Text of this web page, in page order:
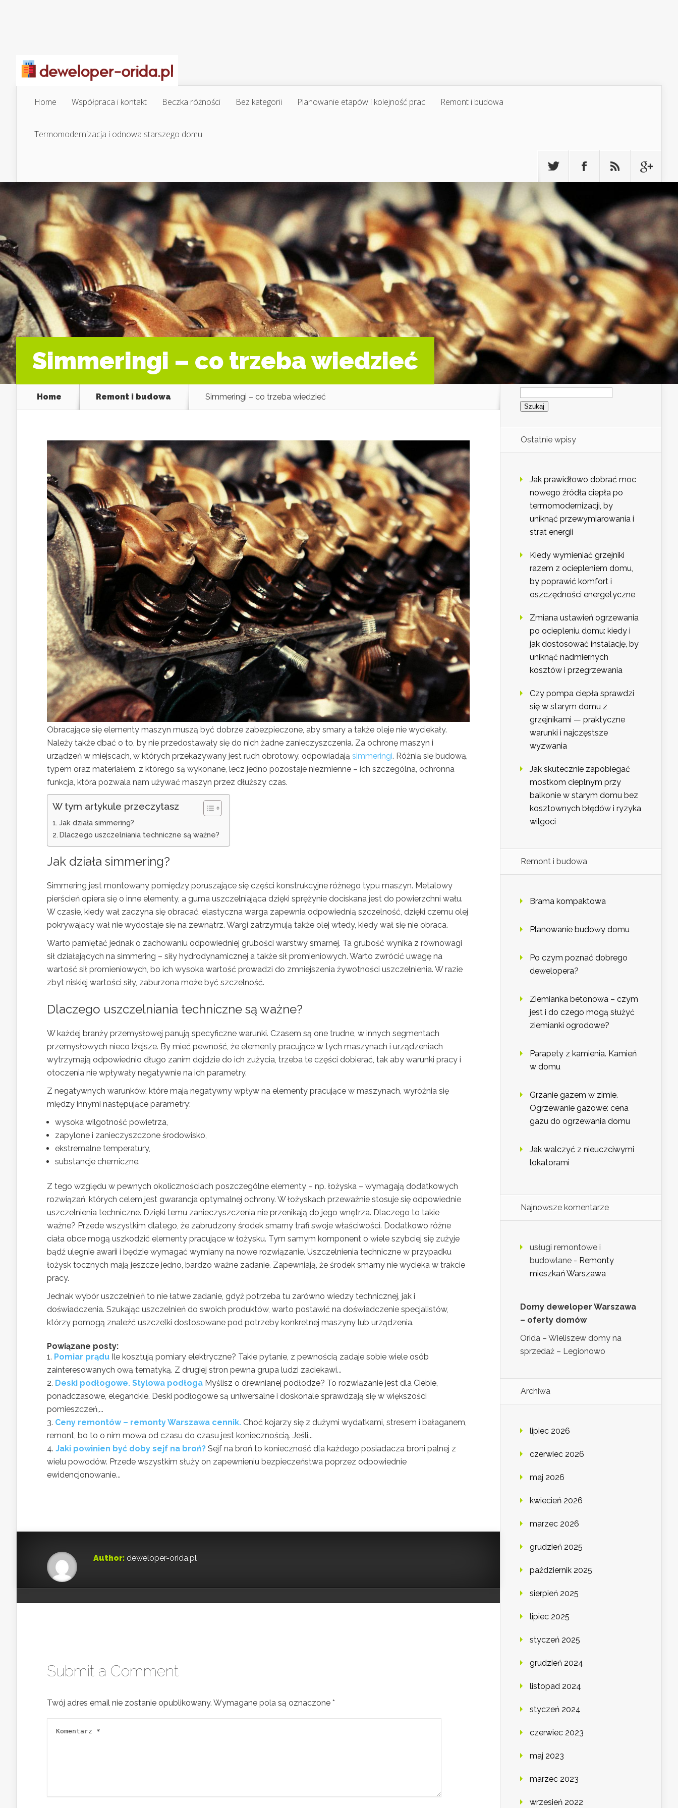
Home Współpraca i kontakt Beczka różności Bez kategorii Planowanie etapów i kolejność prac Remont i budowa
Termomodernizacja i odnowa starszego domu
Simmeringi – co trzeba wiedzieć
Home Remont i budowa Simmeringi – co trzeba wiedzieć
Obracające się elementy maszyn muszą być dobrze zabezpieczone, aby smary a także oleje nie wyciekały.
Należy także dbać o to, by nie przedostawały się do nich żadne zanieczyszczenia. Za ochronę maszyn i
urządzeń w miejscach, w których przekazywany jest ruch obrotowy, odpowiadają simmeringi. Różnią się budową,
typem oraz materiałem, z którego są wykonane, lecz jedno pozostaje niezmienne – ich szczególna, ochronna
funkcja, która pozwala nam używać maszyn przez dłuższy czas.
W tym artykule przeczytasz
Jak działa simmering?
Dlaczego uszczelniania techniczne są ważne?
Jak działa simmering?
Simmering jest montowany pomiędzy poruszające się części konstrukcyjne różnego typu maszyn. Metalowy
pierścień opiera się o inne elementy, a guma uszczelniająca dzięki sprężynie dociskana jest do powierzchni wału.
W czasie, kiedy wał zaczyna się obracać, elastyczna warga zapewnia odpowiednią szczelność, dzięki czemu olej
pokrywający wał nie wydostaje się na zewnątrz. Wargi zatrzymują także olej wtedy, kiedy wał się nie obraca.
Warto pamiętać jednak o zachowaniu odpowiedniej grubości warstwy smarnej. Ta grubość wynika z równowagi
sił działających na simmering – siły hydrodynamicznej a także sił promieniowych. Warto zwrócić uwagę na
wartość sił promieniowych, bo ich wysoka wartość prowadzi do zmniejszenia żywotności uszczelnienia. W razie
zbyt niskiej wartości siły, zaburzona może być szczelność.
Dlaczego uszczelniania techniczne są ważne?
W każdej branży przemysłowej panują specyficzne warunki. Czasem są one trudne, w innych segmentach
przemysłowych nieco lżejsze. By mieć pewność, że elementy pracujące w tych maszynach i urządzeniach
wytrzymają odpowiednio długo zanim dojdzie do ich zużycia, trzeba te części dobierać, tak aby warunki pracy i
otoczenia nie wpływały negatywnie na ich parametry.
Z negatywnych warunków, które mają negatywny wpływ na elementy pracujące w maszynach, wyróżnia się
między innymi następujące parametry:
wysoka wilgotność powietrza,
zapylone i zanieczyszczone środowisko,
ekstremalne temperatury,
substancje chemiczne.
Z tego względu w pewnych okolicznościach poszczególne elementy – np. łożyska – wymagają dodatkowych
rozwiązań, których celem jest gwarancja optymalnej ochrony. W łożyskach przeważnie stosuje się odpowiednie
uszczelnienia techniczne. Dzięki temu zanieczyszczenia nie przenikają do jego wnętrza. Dlaczego to takie
ważne? Przede wszystkim dlatego, że zabrudzony środek smarny trafi swoje właściwości. Dodatkowo różne
ciała obce mogą uszkodzić elementy pracujące w łożysku. Tym samym komponent o wiele szybciej się zużyje
bądź ulegnie awarii i będzie wymagać wymiany na nowe rozwiązanie. Uszczelnienia techniczne w przypadku
łożysk tocznych mają jeszcze jedno, bardzo ważne zadanie. Zapewniają, że środek smarny nie wycieka w trakcie
pracy.
Jednak wybór uszczelnień to nie łatwe zadanie, gdyż potrzeba tu zarówno wiedzy technicznej, jak i
doświadczenia. Szukając uszczelnień do swoich produktów, warto postawić na doświadczenie specjalistów,
którzy pomogą znaleźć uszczelki dostosowane pod potrzeby konkretnej maszyny lub urządzenia.
Powiązane posty:
Pomiar prądu Ile kosztują pomiary elektryczne? Takie pytanie, z pewnością zadaje sobie wiele osób
zainteresowanych ową tematyką. Z drugiej stron pewna grupa ludzi zaciekawi...
Deski podłogowe. Stylowa podłoga Myślisz o drewnianej podłodze? To rozwiązanie jest dla Ciebie,
ponadczasowe, eleganckie. Deski podłogowe są uniwersalne i doskonale sprawdzają się w większości
pomieszczeń,...
Ceny remontów – remonty Warszawa cennik. Choć kojarzy się z dużymi wydatkami, stresem i bałaganem,
remont, bo to o nim mowa od czasu do czasu jest koniecznością. Jeśli...
Jaki powinien być doby sejf na broń? Sejf na broń to konieczność dla każdego posiadacza broni palnej z
wielu powodów. Przede wszystkim służy on zapewnieniu bezpieczeństwa poprzez odpowiednie
ewidencjonowanie...
Author: deweloper-orida.pl
Submit a Comment
Twój adres email nie zostanie opublikowany. Wymagane pola są oznaczone *
Szukaj:
Ostatnie wpisy
Jak prawidłowo dobrać moc
nowego źródła ciepła po
termomodernizacji, by
uniknąć przewymiarowania i
strat energii
Kiedy wymieniać grzejniki
razem z ociepleniem domu,
by poprawić komfort i
oszczędności energetyczne
Zmiana ustawień ogrzewania
po ociepleniu domu: kiedy i
jak dostosować instalację, by
uniknąć nadmiernych
kosztów i przegrzewania
Czy pompa ciepła sprawdzi
się w starym domu z
grzejnikami — praktyczne
warunki i najczęstsze
wyzwania
Jak skutecznie zapobiegać
mostkom cieplnym przy
balkonie w starym domu bez
kosztownych błędów i ryzyka
wilgoci
Remont i budowa
Brama kompaktowa
Planowanie budowy domu
Po czym poznać dobrego
dewelopera?
Ziemianka betonowa – czym
jest i do czego mogą służyć
ziemianki ogrodowe?
Parapety z kamienia. Kamień
w domu
Grzanie gazem w zimie.
Ogrzewanie gazowe: cena
gazu do ogrzewania domu
Jak walczyć z nieuczciwymi
lokatorami
Najnowsze komentarze
usługi remontowe i
budowlane - Remonty
mieszkań Warszawa
Domy deweloper Warszawa
– oferty domów
Orida – Wieliszew domy na
sprzedaż – Legionowo
Archiwa
lipiec 2026
czerwiec 2026
maj 2026
kwiecień 2026
marzec 2026
grudzień 2025
październik 2025
sierpień 2025
lipiec 2025
styczeń 2025
grudzień 2024
listopad 2024
styczeń 2024
czerwiec 2023
maj 2023
marzec 2023
wrzesień 2022